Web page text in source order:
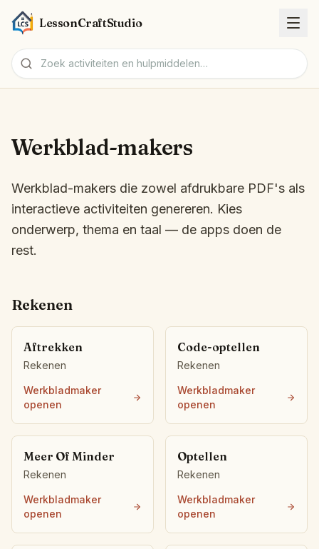
LessonCraftStudio
Activiteiten
Hulpmiddelen
Onderwerpen
Werkblad-makers
Interactief
Taal: Nederlands
Inloggen
Registreren
Werkblad-makers
Werkblad-makers die zowel afdrukbare PDF's als
interactieve activiteiten genereren. Kies
onderwerp, thema en taal — de apps doen de
rest.
Rekenen
Aftrekken
Rekenen
Werkbladmaker
openen
Code-optellen
Rekenen
Werkbladmaker
openen
Meer Of Minder
Rekenen
Werkbladmaker
openen
Optellen
Rekenen
Werkbladmaker
openen